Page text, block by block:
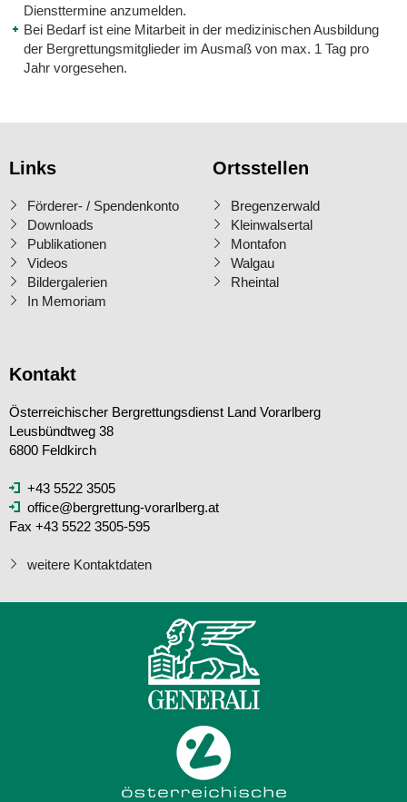
Diensttermine anzumelden.
Bei Bedarf ist eine Mitarbeit in der medizinischen Ausbildung
der Bergrettungsmitglieder im Ausmaß von max. 1 Tag pro
Jahr vorgesehen.
Links
Förderer- / Spendenkonto
Downloads
Publikationen
Videos
Bildergalerien
In Memoriam
Ortsstellen
Bregenzerwald
Kleinwalsertal
Montafon
Walgau
Rheintal
Kontakt
Österreichischer Bergrettungsdienst Land Vorarlberg
Leusbündtweg 38
6800 Feldkirch
+43 5522 3505
office@bergrettung-vorarlberg.at
Fax +43 5522 3505-595
weitere Kontaktdaten